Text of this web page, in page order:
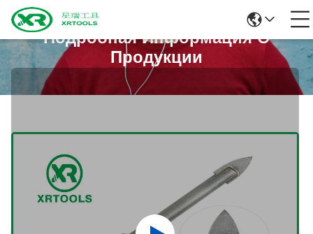
Подробная Информация О
Продукции